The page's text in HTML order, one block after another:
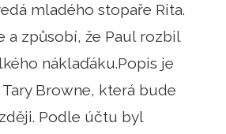
mladého stopaře Rita.
a způsobí, že Paul rozbil
náklaďáku.Popis je
Browne, která bude
Podle účtu byl